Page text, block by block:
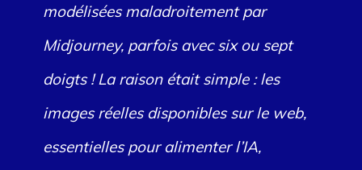
modélisées maladroitement par
Midjourney, parfois avec six ou sept
doigts ! La raison était simple : les
images réelles disponibles sur le web,
essentielles pour alimenter l’IA,